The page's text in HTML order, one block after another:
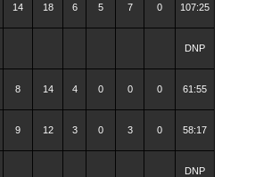
14 18 6 5 7 0 107:25
DNP
8 14 4 0 0 0 61:55
9 12 3 0 3 0 58:17
DNP